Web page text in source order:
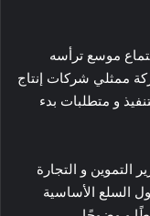
موسع ترأسه
ممثلي شركات إنتاج
و متطلبات بدء
التموين و التجارة
السلع الأساسية